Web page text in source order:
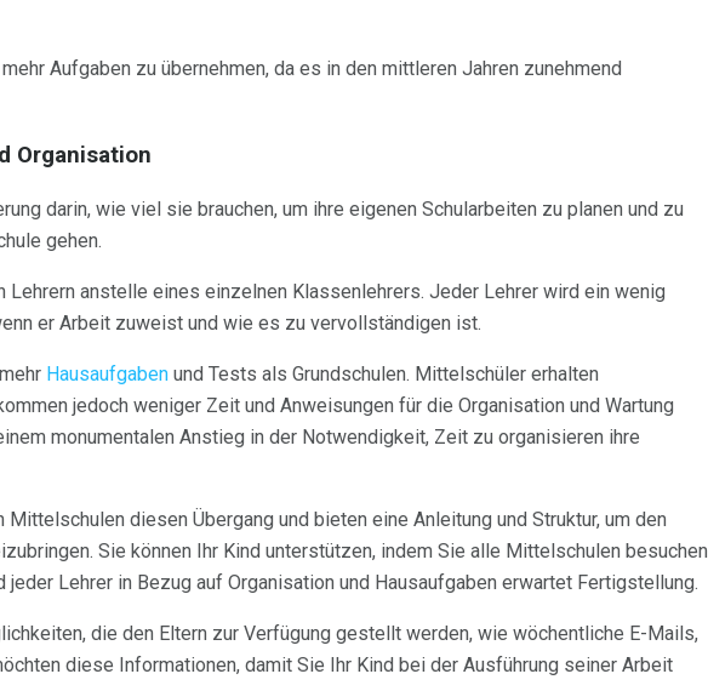
Aufgaben zu übernehmen, da es in den mittleren Jahren zunehmend
Organisation
darin, wie viel sie brauchen, um ihre eigenen Schularbeiten zu planen und zu
gehen.
Lehrern anstelle eines einzelnen Klassenlehrers. Jeder Lehrer wird ein wenig
er Arbeit zuweist und wie es zu vervollständigen ist.
Hausaufgaben und Tests als Grundschulen. Mittelschüler erhalten
jedoch weniger Zeit und Anweisungen für die Organisation und Wartung
monumentalen Anstieg in der Notwendigkeit, Zeit zu organisieren ihre
diesen Übergang und bieten eine Anleitung und Struktur, um den
Sie können Ihr Kind unterstützen, indem Sie alle Mittelschulen besuchen
jeder Lehrer in Bezug auf Organisation und Hausaufgaben erwartet Fertigstellung.
die den Eltern zur Verfügung gestellt werden, wie wöchentliche E-Mails,
diese Informationen, damit Sie Ihr Kind bei der Ausführung seiner Arbeit